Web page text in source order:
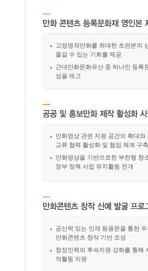
고정명작만화를 최대한 초판본의
즐길 수 있는 기회를 제공
근대만화문화유산 중 하나인 등록
성을 제고
만화영상 관련 지원 공간의 확대
교류 협력 활성화 및 협업 체계 구축
만화영상을 기반으로한 부천형 창
정부 정책 사업 유치활동 전개
공신력 있는 인재 등용문을 통한
만화콘텐츠 창작 기반 조성
창장인력의 후속지원 강화를 통해
작활동 지원